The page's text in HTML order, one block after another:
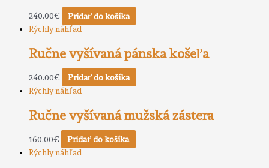
240.00€
Pridať do košíka
Rýchly náhľad
Ručne vyšívaná pánska košeľa
240.00€
Pridať do košíka
Rýchly náhľad
Ručne vyšívaná mužská zástera
160.00€
Pridať do košíka
Rýchly náhľad